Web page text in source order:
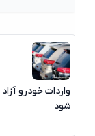
واردات خودرو آزاد می